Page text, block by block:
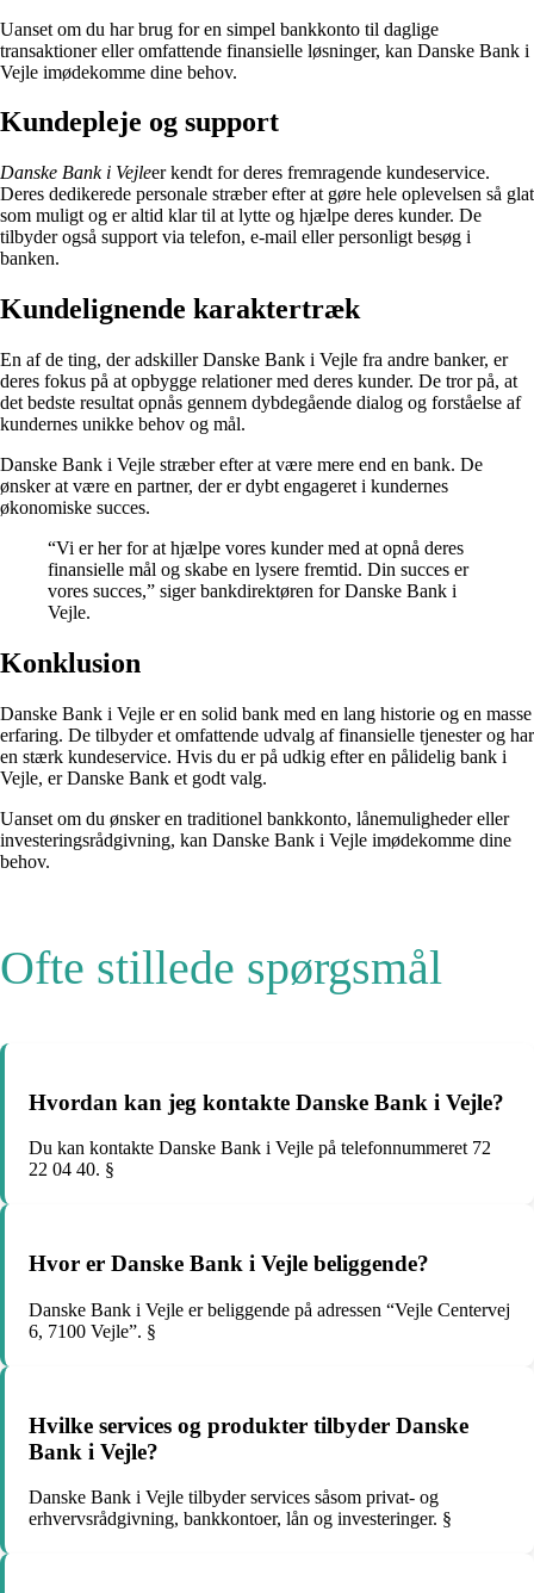
Uanset om du har brug for en simpel bankkonto til daglige
transaktioner eller omfattende finansielle løsninger, kan Danske Bank i
Vejle imødekomme dine behov.
Kundepleje og support
Danske Bank i Vejleer kendt for deres fremragende kundeservice.
Deres dedikerede personale stræber efter at gøre hele oplevelsen så glat
som muligt og er altid klar til at lytte og hjælpe deres kunder. De
tilbyder også support via telefon, e-mail eller personligt besøg i
banken.
Kundelignende karaktertræk
En af de ting, der adskiller Danske Bank i Vejle fra andre banker, er
deres fokus på at opbygge relationer med deres kunder. De tror på, at
det bedste resultat opnås gennem dybdegående dialog og forståelse af
kundernes unikke behov og mål.
Danske Bank i Vejle stræber efter at være mere end en bank. De
ønsker at være en partner, der er dybt engageret i kundernes
økonomiske succes.
“Vi er her for at hjælpe vores kunder med at opnå deres
finansielle mål og skabe en lysere fremtid. Din succes er
vores succes,” siger bankdirektøren for Danske Bank i
Vejle.
Konklusion
Danske Bank i Vejle er en solid bank med en lang historie og en masse
erfaring. De tilbyder et omfattende udvalg af finansielle tjenester og har
en stærk kundeservice. Hvis du er på udkig efter en pålidelig bank i
Vejle, er Danske Bank et godt valg.
Uanset om du ønsker en traditionel bankkonto, lånemuligheder eller
investeringsrådgivning, kan Danske Bank i Vejle imødekomme dine
behov.
Ofte stillede spørgsmål
Hvordan kan jeg kontakte Danske Bank i Vejle?
Du kan kontakte Danske Bank i Vejle på telefonnummeret 72
22 04 40. §
Hvor er Danske Bank i Vejle beliggende?
Danske Bank i Vejle er beliggende på adressen “Vejle Centervej
6, 7100 Vejle”. §
Hvilke services og produkter tilbyder Danske
Bank i Vejle?
Danske Bank i Vejle tilbyder services såsom privat- og
erhvervsrådgivning, bankkontoer, lån og investeringer. §